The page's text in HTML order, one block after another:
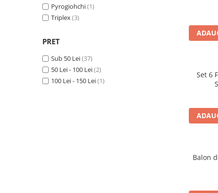
Pyrogiohchi(1)
Triplex(3)
PRET
Sub 50 Lei(37)
50 Lei - 100 Lei(2)
100 Lei - 150 Lei(1)
Set 6
Balon